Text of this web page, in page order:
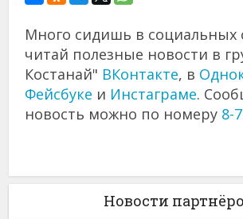
Много сидишь в социальных
читай полезные новости в
Костанай" ВКонтакте, в
Фейсбуке и Инстаграме.
новость можно по номеру 8-
Новости